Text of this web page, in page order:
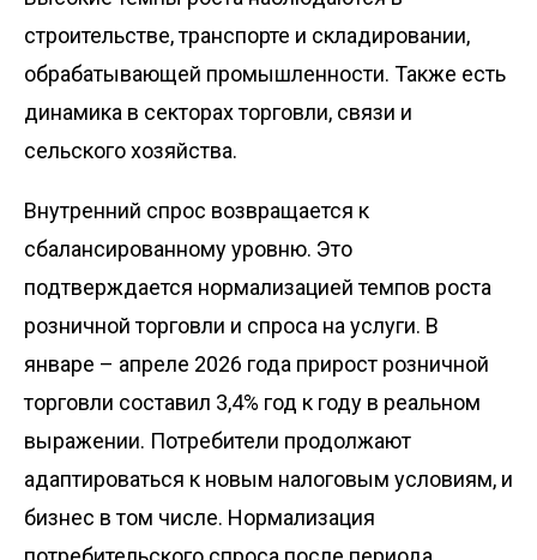
строительстве, транспорте и складировании,
обрабатывающей промышленности. Также есть
динамика в секторах торговли, связи и
сельского хозяйства.
Внутренний спрос возвращается к
сбалансированному уровню. Это
подтверждается нормализацией темпов роста
розничной торговли и спроса на услуги. В
январе – апреле 2026 года прирост розничной
торговли составил 3,4% год к году в реальном
выражении. Потребители продолжают
адаптироваться к новым налоговым условиям, и
бизнес в том числе. Нормализация